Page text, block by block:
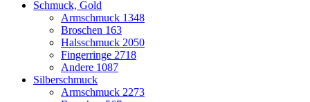
Schmuck, Gold
Armschmuck 1348
Broschen 163
Halsschmuck 2050
Fingerringe 2718
Andere 1087
Silberschmuck
Armschmuck 2273